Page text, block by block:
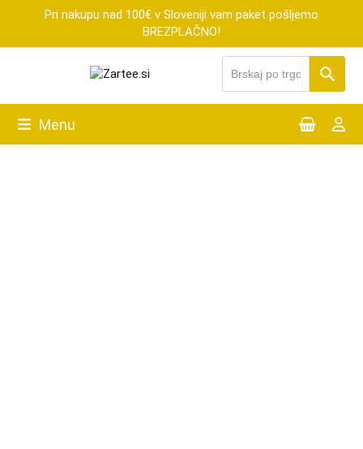
Pri nakupu nad 100€ v Sloveniji vam paket pošljemo
BREZPLAČNO!
Menu